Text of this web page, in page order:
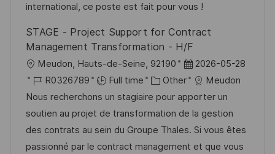
t
y
international, ce poste est fait pour vous !
STAGE - Project Support for Contract
Management Transformation - H/F
L
o
c
a
t
i
Meudon, Hauts-de-Seine, 92190
P
o
s
t
e
d
2026-05-28
J
o
b
I
d
R0326789 Full time
C
a
t
e
g
Other
Meudon
Nous recherchons un stagiaire pour apporter un
soutien au projet de transformation de la gestion
des contrats au sein du Groupe Thales. Si vous êtes
passionné par le contract management et que vous